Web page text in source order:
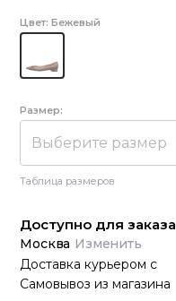
Цвет: Бежевый
Размер:
Выберите размер
Таблица размеров
Доступно для заказа
Москва Изменить
Доставка курьером с
Самовывоз из магазина